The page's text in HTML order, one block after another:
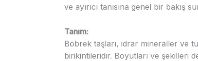
ve ayırıcı tanısına genel bir bakış
Tanım:
Böbrek taşları, idrar mineraller ve
birikintileridir. Boyutları ve şekilleri